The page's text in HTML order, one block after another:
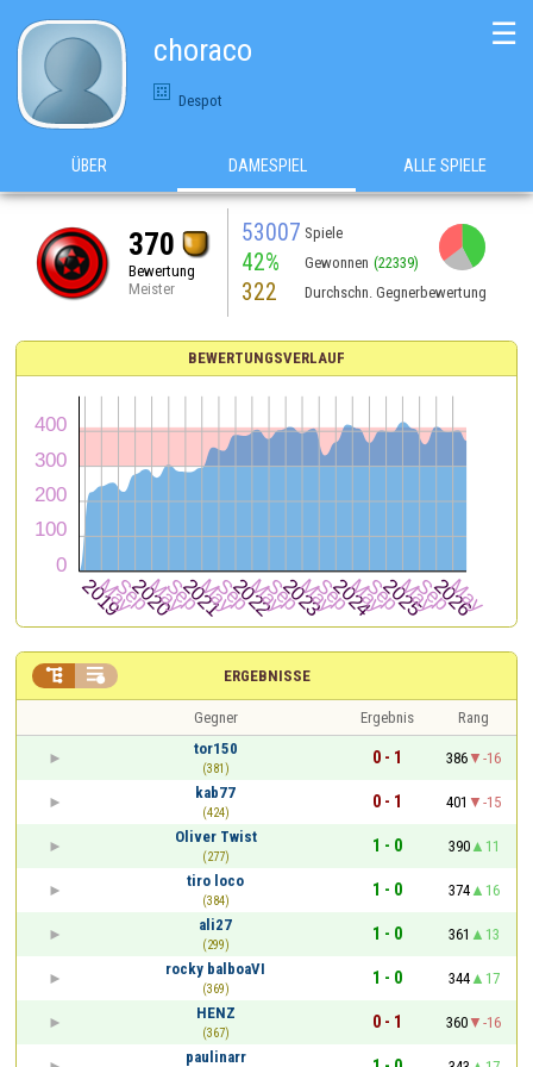
choraco
Despot
☰
ÜBER DAMESPIEL ALLE SPIELE
370
Bewertung
Meister
53007 Spiele
42% Gewonnen (22339)
322 Durchschn. Gegnerbewertung
BEWERTUNGSVERLAUF
ERGEBNISSE
 
Gegner Ergebnis
Rang
tor150
(381)
0 - 1 386
-16
kab77
(424)
0 - 1 401
-15
Oliver Twist
(277)
1 - 0 390
11
tiro loco
(384)
1 - 0 374
16
ali27
(299)
1 - 0 361
13
rocky balboaVI
(369)
1 - 0 344
17
HENZ
(367)
0 - 1 360
-16
paulinarr